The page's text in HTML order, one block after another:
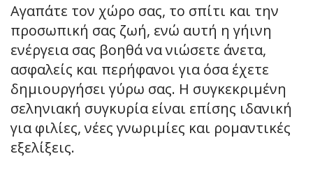
Αγαπάτε τον χώρο σας, το σπίτι και την
προσωπική σας ζωή, ενώ αυτή η γήινη
ενέργεια σας βοηθά να νιώσετε άνετα,
ασφαλείς και περήφανοι για όσα έχετε
δημιουργήσει γύρω σας. Η συγκεκριμένη
σεληνιακή συγκυρία είναι επίσης ιδανική
για φιλίες, νέες γνωριμίες και ρομαντικές
εξελίξεις.